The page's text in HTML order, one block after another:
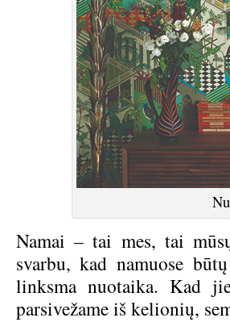
Namai – tai mes, tai
svarbu, kad namuose
linksma nuotaika. Kad
parsivežame iš kelionių,